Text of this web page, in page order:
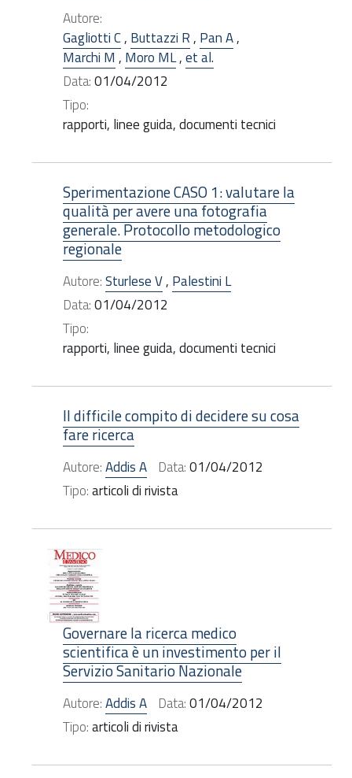
Autore:
Gagliotti C, Buttazzi R, Pan A,
Marchi M , Moro ML,et al.
Data:01/04/2012
Tipo:
rapporti, linee guida, documenti tecnici
Sperimentazione CASO 1: valutare la
qualità per avere una fotografia
generale. Protocollo metodologico
regionale
Autore:Sturlese V, Palestini L
Data:01/04/2012
Tipo:
rapporti, linee guida, documenti tecnici
Il difficile compito di decidere su cosa
fare ricerca
Autore:Addis A Data:01/04/2012
Tipo:articoli di rivista
Governare la ricerca medico
scientifica è un investimento per il
Servizio Sanitario Nazionale
Autore:Addis A Data:01/04/2012
Tipo:articoli di rivista